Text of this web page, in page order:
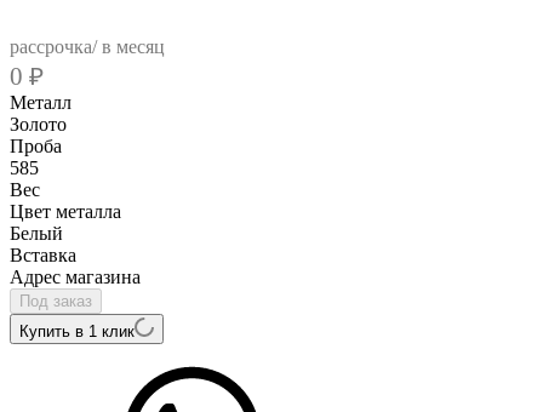
рассрочка/ в месяц
0 ₽
Металл
Золото
Проба
585
Вес
Цвет металла
Белый
Вcтавка
Адрес магазина
Под заказ
Купить в 1 клик